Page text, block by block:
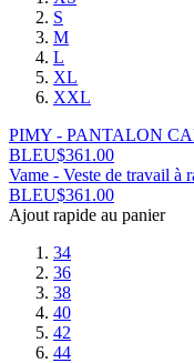
S
M
L
XL
XXL
PIMY - PANTALON
BLEU$361.00
Vame - Veste de travail à
BLEU$361.00
Ajout rapide au panier
34
36
38
40
42
44